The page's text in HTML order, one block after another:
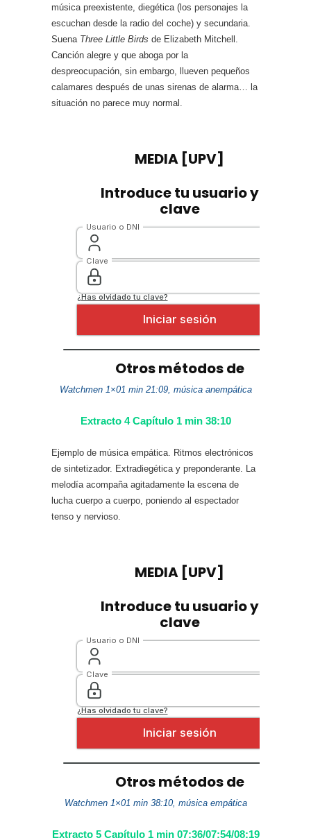
música preexistente, diegética (los personajes la
escuchan desde la radio del coche) y secundaria.
Suena Three Little Birds de Elizabeth Mitchell.
Canción alegre y que aboga por la
despreocupación, sin embargo, llueven pequeños
calamares después de unas sirenas de alarma… la
situación no parece muy normal.
Watchmen 1×01 min 21:09, música anempática
Extracto 4 Capítulo 1 min 38:10
Ejemplo de música empática. Ritmos electrónicos
de sintetizador. Extradiegética y preponderante. La
melodía acompaña agitadamente la escena de
lucha cuerpo a cuerpo, poniendo al espectador
tenso y nervioso.
Watchmen 1×01 min 38:10, música empática
Extracto 5 Capítulo 1 min 07:36/07:54/08:19